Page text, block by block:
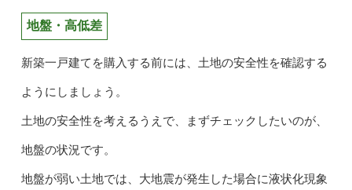
地盤・高低差
新築一戸建てを購入する前には、土地の安全性を確認する
ようにしましょう。
土地の安全性を考えるうえで、まずチェックしたいのが、
地盤の状況です。
地盤が弱い土地では、大地震が発生した場合に液状化現象